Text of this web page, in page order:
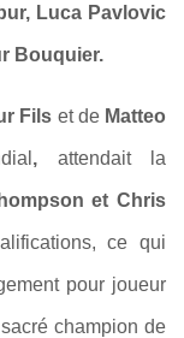
Luca Pavlovic
Bouquier.
Fils et de Matteo
, attendait la
et Chris
ce qui
pour joueur
champion de